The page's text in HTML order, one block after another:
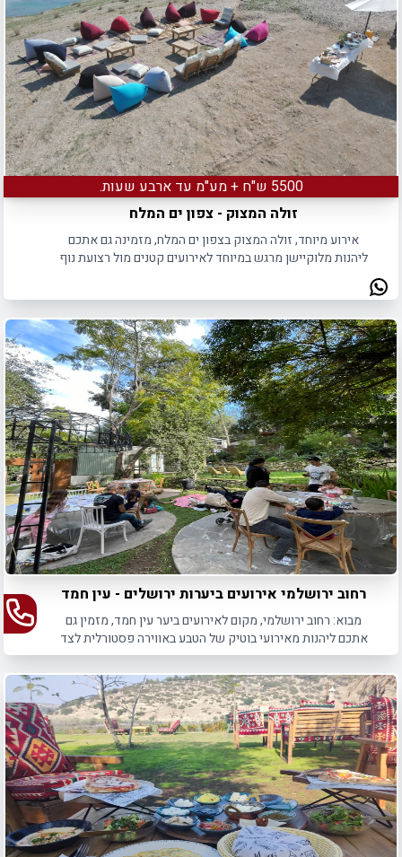
5500 ש"ח + מע"מ עד ארבע שעות.
זולה המצוק - צפון ים המלח
אירוע מיוחד, זולה המצוק בצפון ים המלח, מזמינה גם אתכם
ליהנות מלוקיישן מרגש במיוחד לאירועים קטנים מול רצועת נוף
רחוב ירושלמי אירועים ביערות ירושלים - עין חמד
מבוא: רחוב ירושלמי, מקום לאירועים ביער עין חמד, מזמין גם
אתכם ליהנות מאירועי בוטיק של הטבע באווירה פסטורלית לצד
קולינריה במיטבה.